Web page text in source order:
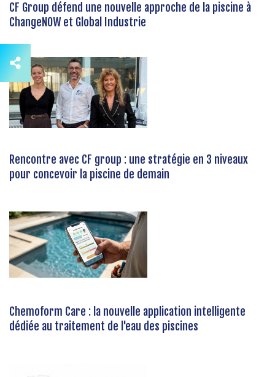
CF Group défend une nouvelle approche de la piscine à
ChangeNOW et Global Industrie
Rencontre avec CF group : une stratégie en 3 niveaux
pour concevoir la piscine de demain
Chemoform Care : la nouvelle application intelligente
dédiée au traitement de l'eau des piscines